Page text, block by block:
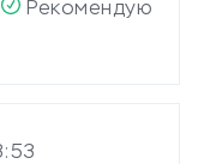
Рекомендую